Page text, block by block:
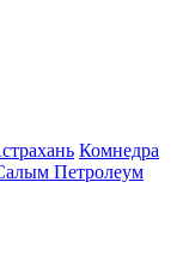
Комнедра
Петролеум